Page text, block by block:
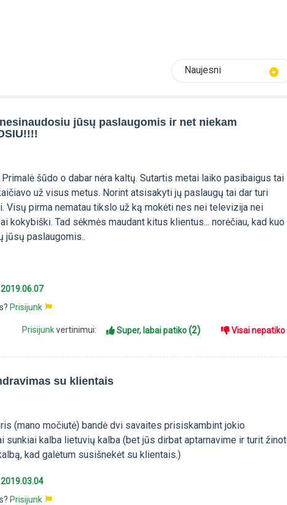
Naujesni
jūsų paslaugomis ir net niekam
šūdo o dabar nėra kaltų. Sutartis metai laiko pasibaigus tai
už visus metus. Norint atsisakyti jų paslaugų tai dar turi
Visų pirma nematau tikslo už ką mokėti nes nei televizija nei
kokybiški. Tad sėkmės maudant kitus klientus... norėčiau, kad kuo
jūsų paslaugomis..
2019.06.07
Prisijunk
Prisijunkvertinimui: Super, labai patiko(2) Visai nepatiko
su klientais
(mano močiutė) bandė dvi savaites prisiskambint jokio
sunkiai kalba lietuvių kalba (bet jūs dirbat aptarnavime ir turit žinot
kad galėtum susišnekėt su klientais.)
2019.03.04
Prisijunk